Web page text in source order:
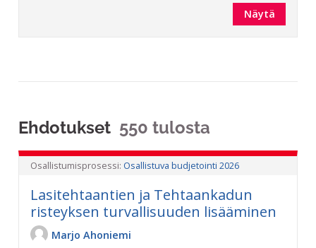
Näytä
Ehdotukset 550 tulosta
Osallistumisprosessi: Osallistuva budjetointi 2026
Lasitehtaantien ja Tehtaankadun
risteyksen turvallisuuden lisääminen
Marjo Ahoniemi